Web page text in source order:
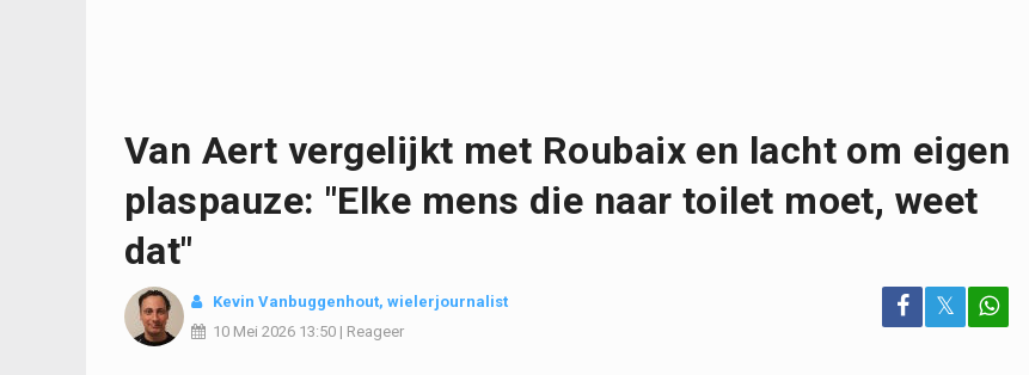
Van Aert vergelijkt met Roubaix en lacht om eigen
plaspauze: "Elke mens die naar toilet moet, weet
dat"
Kevin Vanbuggenhout, wielerjournalist
10 Mei 2026 13:50 | Reageer
𝕏